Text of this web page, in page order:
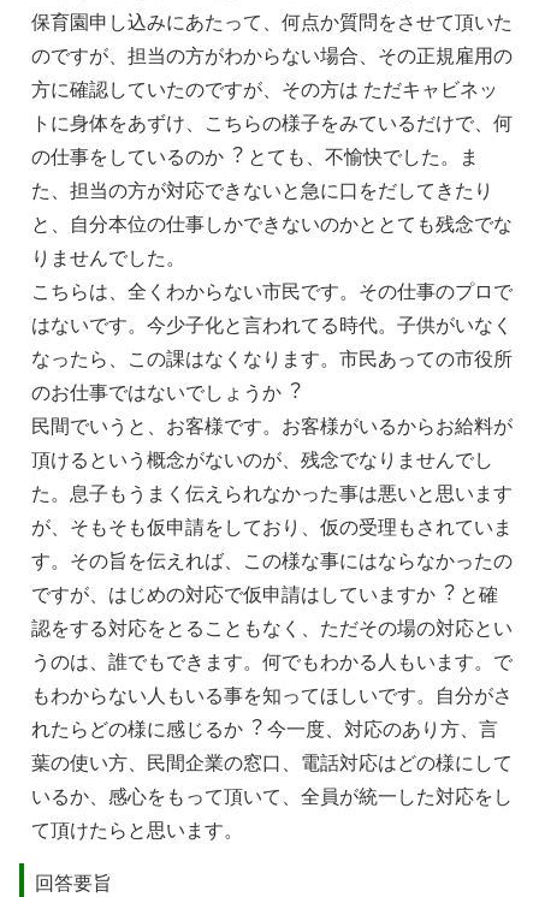
保育園申し込みにあたって、何点か質問をさせて頂いた
のですが、担当の⽅がわからない場合、その正規雇⽤の
⽅に確認していたのですが、その⽅は ただキャビネッ
トに⾝体をあずけ、こちらの様⼦をみているだけで、何
の仕事をしているのか︖ とても、不愉快でした。ま
た、担当の⽅が対応できないと急に⼝をだしてきたり
と、⾃分本位の仕事しかできないのかととても残念でな
りませんでした。
こちらは、全くわからない市⺠です。その仕事のプロで
はないです。今少⼦化と⾔われてる時代。⼦供がいなく
なったら、この課はなくなります。市⺠あっての市役所
のお仕事ではないでしょうか︖
⺠間でいうと、お客様です。お客様がいるからお給料が
頂けるという概念がないのが、残念でなりませんでし
た。息⼦もうまく伝えられなかった事は悪いと思います
が、そもそも仮申請をしており、仮の受理もされていま
す。その旨を伝えれば、この様な事にはならなかったの
ですが、はじめの対応で仮申請はしていますか︖ と確
認をする対応をとることもなく、ただその場の対応とい
うのは、誰でもできます。何でもわかる⼈もいます。で
もわからない⼈もいる事を知ってほしいです。⾃分がさ
れたらどの様に感じるか︖ 今⼀度、対応のあり⽅、⾔
葉の使い⽅、⺠間企業の窓⼝、電話対応はどの様にして
いるか、感⼼をもって頂いて、全員が統⼀した対応をし
て頂けたらと思います。
回答要旨